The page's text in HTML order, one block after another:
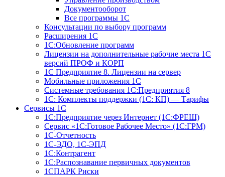
Документооборот
Все программы 1С
Консультации по выбору программ
Расширения 1С
1С:Обновление программ
Лицензии на дополнительные рабочие места 1С
версий ПРОФ и КОРП
1С Предприятие 8. Лицензии на сервер
Мобильные приложения 1С
Системные требования 1С:Предприятия 8
1С: Комплекты поддержки (1С: КП) — Тарифы
Сервисы 1С
1С:Предприятие через Интернет (1С:ФРЕШ)
Сервис «1С:Готовое Рабочее Место» (1С:ГРМ)
1С-Отчетность
1С-ЭДО, 1С-ЭПД
1С:Контрагент
1С:Распознавание первичных документов
1СПАРК Риски